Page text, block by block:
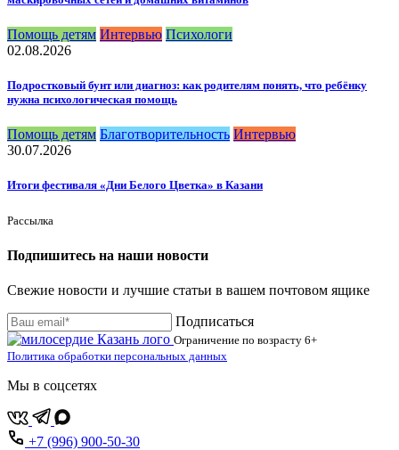
Помощь детям Интервью Психологи
02.08.2026
Подростковый бунт или диагноз: как родителям понять, что ребёнку
нужна психологическая помощь
Помощь детям Благотворительность Интервью
30.07.2026
Итоги фестиваля «Дни Белого Цветка» в Казани
Рассылка
Подпишитесь на наши новости
Свежие новости и лучшие статьи в вашем почтовом ящике
Подписаться
Ограничение по возрасту 6+
Политика обработки персональных данных
Мы в соцсетях
+7 (996) 900-50-30